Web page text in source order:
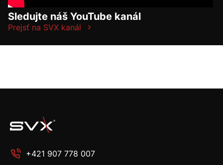
Sledujte náš YouTube kanál
Prejsť na SVX kanál
+421 907 778 007